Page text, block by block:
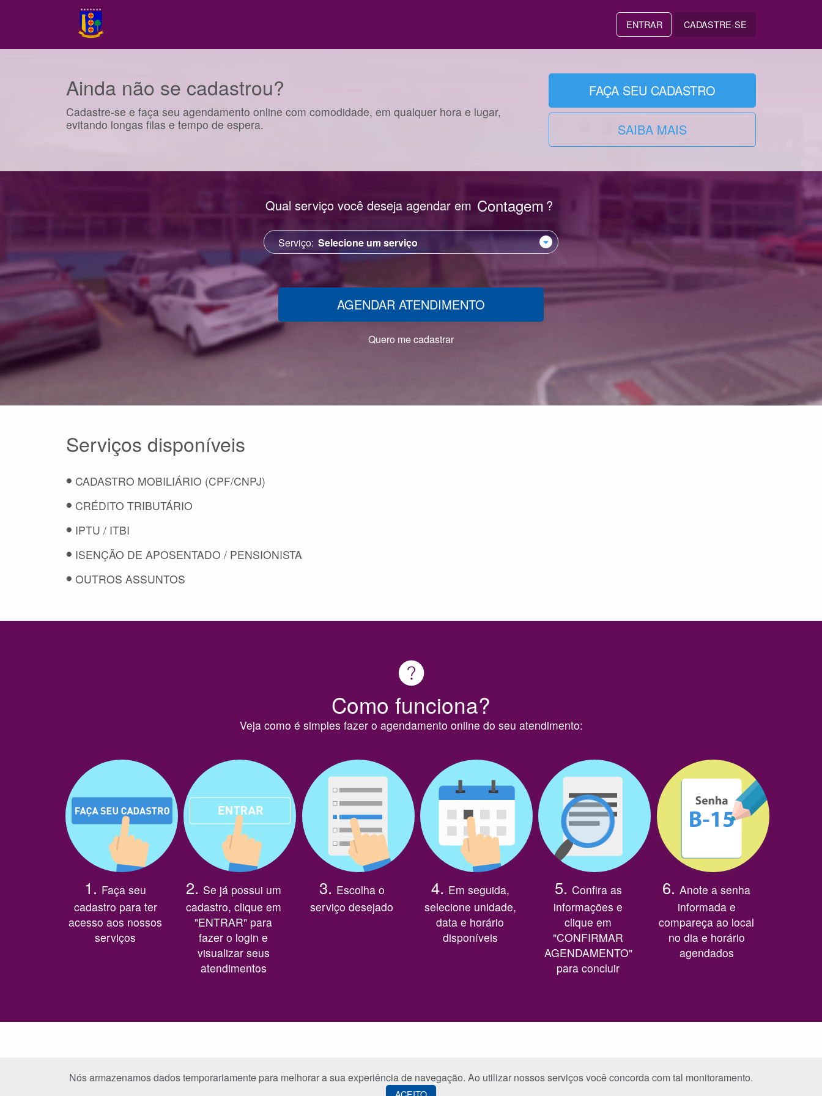
ENTRAR CADASTRE-SE
Ainda não se cadastrou?
Cadastre-se e faça seu agendamento online com comodidade, em qualquer hora e lugar,
evitando longas filas e tempo de espera.
FAÇA SEU CADASTRO
SAIBA MAIS
Qual serviço você deseja agendar em Contagem ?
Serviço:
AGENDAR ATENDIMENTO
Quero me cadastrar
Serviços disponíveis
CADASTRO MOBILIÁRIO (CPF/CNPJ)
CRÉDITO TRIBUTÁRIO
IPTU / ITBI
ISENÇÃO DE APOSENTADO / PENSIONISTA
OUTROS ASSUNTOS
Como funciona?
Veja como é simples fazer o agendamento online do seu atendimento:
1. Faça seu
cadastro para ter
acesso aos nossos
serviços
2. Se já possui um
cadastro, clique em
"ENTRAR" para
fazer o login e
visualizar seus
atendimentos
3. Escolha o
serviço desejado
4. Em seguida,
selecione unidade,
data e horário
disponíveis
5. Confira as
informações e
clique em
"CONFIRMAR
AGENDAMENTO"
para concluir
6.Anote a senha
informada e
compareça ao local
no dia e horário
agendados
© 2026 Visual Sistemas. v.3.6.0
Nós armazenamos dados temporariamente para melhorar a sua experiência de navegação. Ao utilizar nossos serviços você concorda com tal monitoramento.